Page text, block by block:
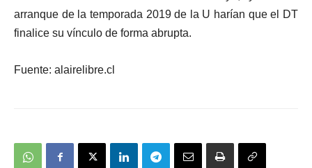
arranque de la temporada 2019 de la U harían que el DT
finalice su vínculo de forma abrupta.
Fuente: alairelibre.cl